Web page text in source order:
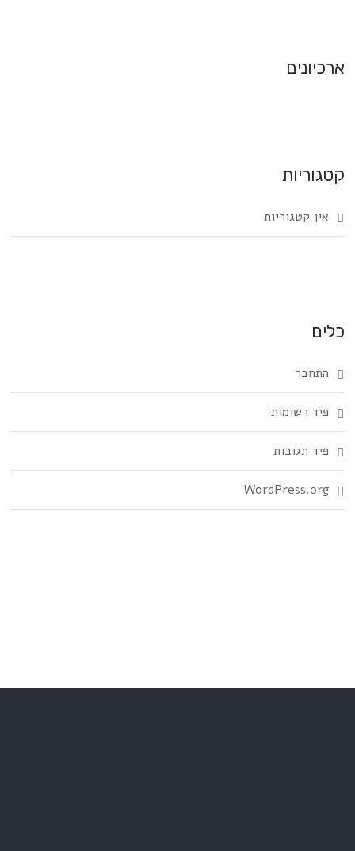
ארכיונים
קטגוריות
אין קטגוריות
כלים
התחבר
פיד רשומות
פיד תגובות
WordPress.org